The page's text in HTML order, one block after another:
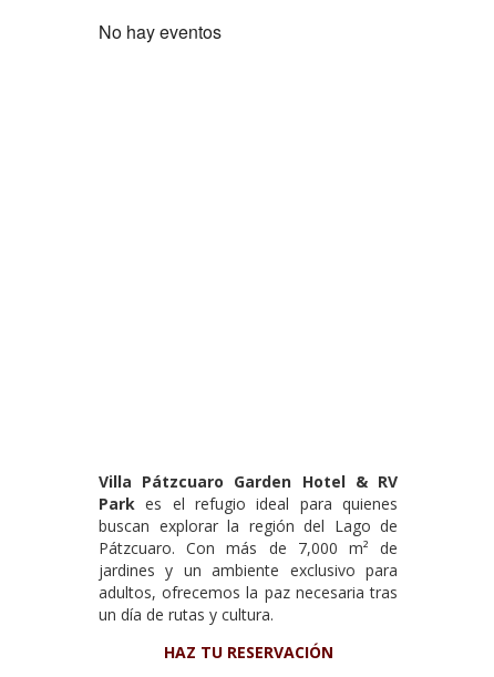
No hay eventos
Villa Pátzcuaro Garden Hotel & RV
Park es el refugio ideal para quienes
buscan explorar la región del Lago de
Pátzcuaro. Con más de 7,000 m² de
jardines y un ambiente exclusivo para
adultos, ofrecemos la paz necesaria tras
un día de rutas y cultura.
HAZ TU RESERVACIÓN